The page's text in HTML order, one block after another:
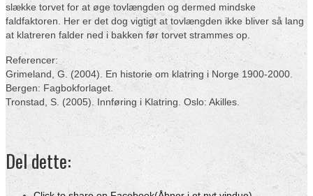
slække torvet for at øge tovlængden og dermed mindske
faldfaktoren. Her er det dog vigtigt at tovlængden ikke bliver så lang
at klatreren falder ned i bakken før torvet strammes op.
Referencer:
Grimeland, G. (2004). En historie om klatring i Norge 1900-2000.
Bergen: Fagbokforlaget.
Tronstad, S. (2005). Innføring i Klatring. Oslo: Akilles.
Del dette: